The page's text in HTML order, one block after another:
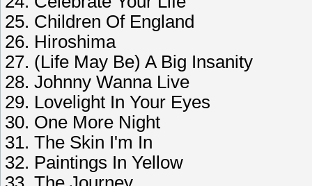
25. Children Of England
26. Hiroshima
27. (Life May Be) A Big Insanity
28. Johnny Wanna Live
29. Lovelight In Your Eyes
30. One More Night
31. The Skin I'm In
32. Paintings In Yellow